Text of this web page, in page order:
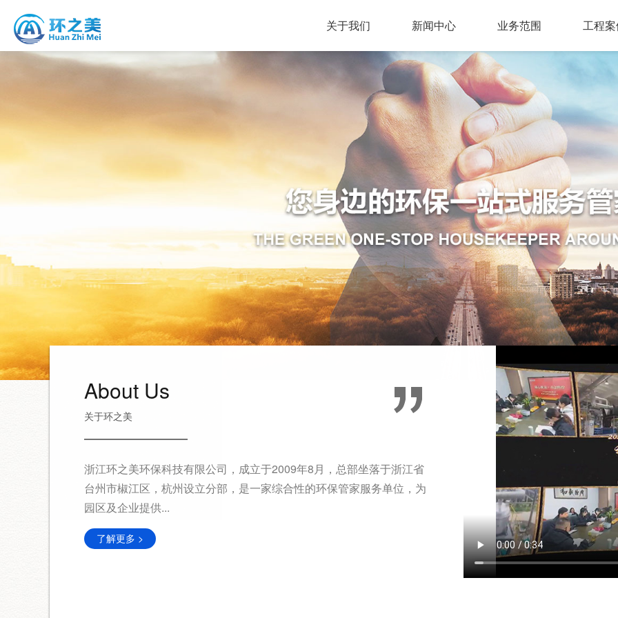
关于我们 新闻中心 业务范围 工程
About Us
关于环之美
浙江环之美环保科技有限公司，成立于2009年8月，总部坐落于浙江省
台州市椒江区，杭州设立分部，是一家综合性的环保管家服务单位，为
园区及企业提供...
了解更多 >